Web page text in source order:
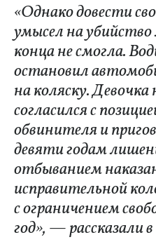
«Однако довести
умысел на
конца не смогла.
остановил
на коляску.
согласился с
обвинителя и
девяти годам
отбыванием
исправительной
с ограничением
год», — рассказали